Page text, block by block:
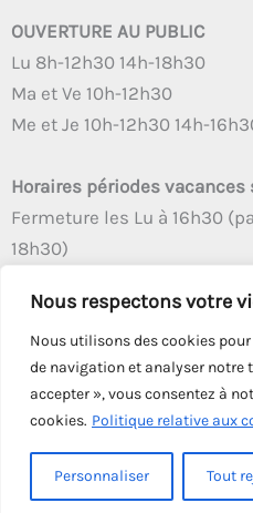
Nous respectons votre
Nous utilisons des cookies
de navigation et analyser notre
accepter », vous consentez à
cookies. Politique relative aux
Personnaliser Tout
OUVERTURE AU PUBLIC
Lu 8h-12h30 14h-18h30
Ma et Ve 10h-12h30
Me et Je 10h-12h30 14h-
Horaires périodes vacances
Fermeture les Lu à 16h30
18h30)
Copyright © 2026 - Tous